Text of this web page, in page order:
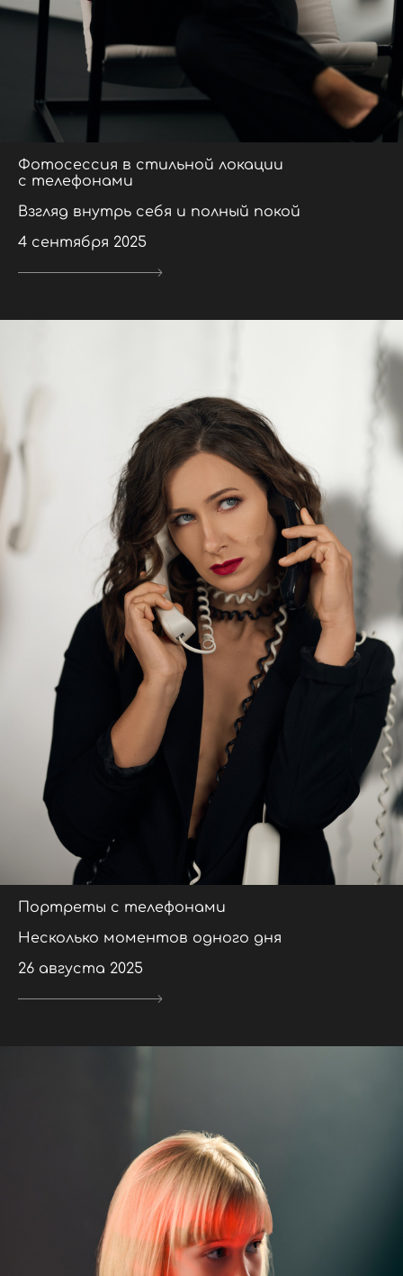
Фотосессия в стильной локации
с телефонами
Взгляд внутрь себя и полный покой
4 сентября 2025
Портреты с телефонами
Несколько моментов одного дня
26 августа 2025